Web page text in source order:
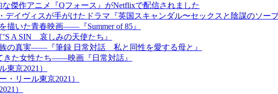
傑作アニメ『Qフォース』がNetflixで配信されました
デイヴィスが手がけたドラマ『英国スキャンダル〜セックスと陰謀のソープ
描いた青春映画――『Summer of 85』
A SIN 哀しみの天使たち』
の真実――『筆録 日常対話 私と同性を愛する母と』
きた女性たち――映画『日常対話』
東京2021）
・リール東京2021）
）